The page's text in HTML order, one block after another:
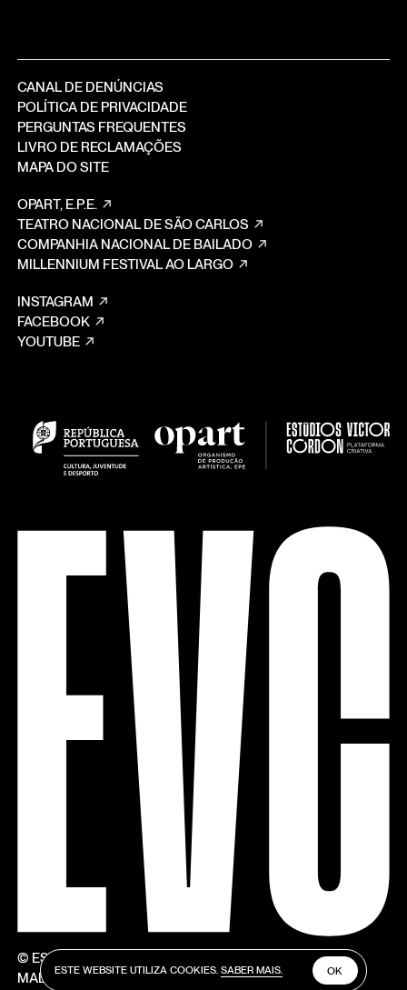
ESTE WEBSITE UTILIZA COOKIES.SABER MAIS. OK
CANAL DE DENÚNCIAS
POLÍTICA DE PRIVACIDADE
PERGUNTAS FREQUENTES
LIVRO DE RECLAMAÇÕES
MAPA DO SITE
OPART, E.P.E.
TEATRO NACIONAL DE SÃO CARLOS
COMPANHIA NACIONAL DE BAILADO
MILLENNIUM FESTIVAL AO LARGO
INSTAGRAM
FACEBOOK
YOUTUBE
© ESTÚDIOS VICTOR CÓRDON
MADE BY V–A STUDIO